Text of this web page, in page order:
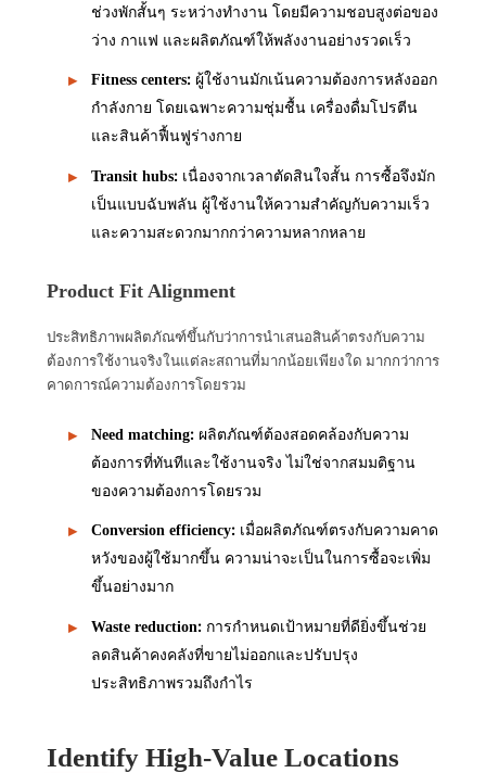
ช่วงพักสั้นๆ ระหว่างทำงาน โดยมีความชอบสูงต่อของ
ว่าง กาแฟ และผลิตภัณฑ์ให้พลังงานอย่างรวดเร็ว
Fitness centers: ผู้ใช้งานมักเน้นความต้องการหลังออก
กำลังกาย โดยเฉพาะความชุ่มชื้น เครื่องดื่มโปรตีน
และสินค้าฟื้นฟูร่างกาย
Transit hubs: เนื่องจากเวลาตัดสินใจสั้น การซื้อจึงมัก
เป็นแบบฉับพลัน ผู้ใช้งานให้ความสำคัญกับความเร็ว
และความสะดวกมากกว่าความหลากหลาย
Product Fit Alignment
ประสิทธิภาพผลิตภัณฑ์ขึ้นกับว่าการนำเสนอสินค้าตรงกับความ
ต้องการใช้งานจริงในแต่ละสถานที่มากน้อยเพียงใด มากกว่าการ
คาดการณ์ความต้องการโดยรวม
Need matching: ผลิตภัณฑ์ต้องสอดคล้องกับความ
ต้องการที่ทันทีและใช้งานจริง ไม่ใช่จากสมมติฐาน
ของความต้องการโดยรวม
Conversion efficiency: เมื่อผลิตภัณฑ์ตรงกับความคาด
หวังของผู้ใช้มากขึ้น ความน่าจะเป็นในการซื้อจะเพิ่ม
ขึ้นอย่างมาก
Waste reduction: การกำหนดเป้าหมายที่ดียิ่งขึ้นช่วย
ลดสินค้าคงคลังที่ขายไม่ออกและปรับปรุง
ประสิทธิภาพรวมถึงกำไร
Identify High-Value Locations